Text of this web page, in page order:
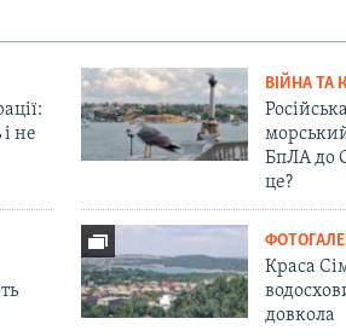
не
ВІЙНА ТА
БпЛА до
це?
Краса
довкола